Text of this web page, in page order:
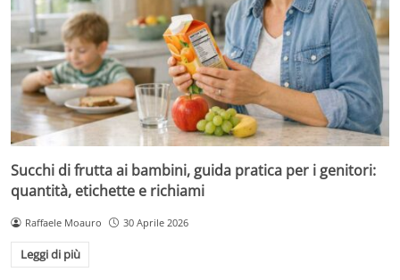
Succhi di frutta ai bambini, guida pratica per i genitori:
quantità, etichette e richiami
Raffaele Moauro 30 Aprile 2026
Leggi di più